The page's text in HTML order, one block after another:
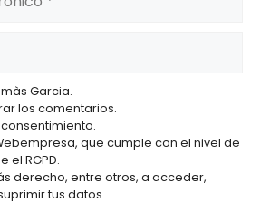
Garcia.
los comentarios.
que cumple con el nivel de
el RGPD.
derecho, entre otros, a acceder,
tus datos.